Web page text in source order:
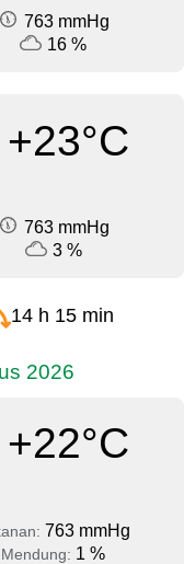
763 mmHg
16 %
+23°C
763 mmHg
3 %
14 h 15 min
2026
+22°C
763 mmHg
Mendung: 1 %